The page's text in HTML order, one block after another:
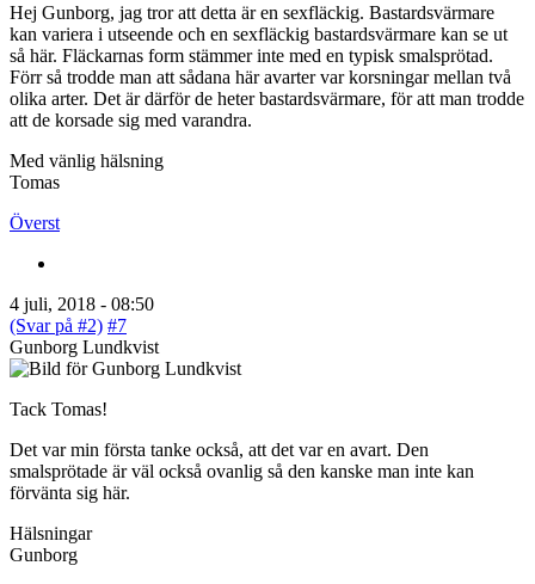
Hej Gunborg, jag tror att detta är en sexfläckig. Bastardsvärmare
kan variera i utseende och en sexfläckig bastardsvärmare kan se ut
så här. Fläckarnas form stämmer inte med en typisk smalsprötad.
Förr så trodde man att sådana här avarter var korsningar mellan två
olika arter. Det är därför de heter bastardsvärmare, för att man trodde
att de korsade sig med varandra.
Med vänlig hälsning
Tomas
Överst
4 juli, 2018 - 08:50
(Svar på #2) #7
Gunborg Lundkvist
Tack Tomas!
Det var min första tanke också, att det var en avart. Den
smalsprötade är väl också ovanlig så den kanske man inte kan
förvänta sig här.
Hälsningar
Gunborg